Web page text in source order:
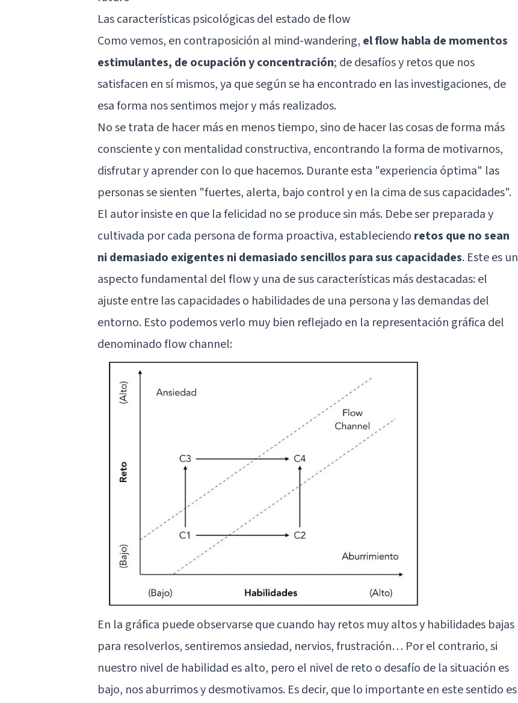
Las características psicológicas del estado de flow
Como vemos, en contraposición al mind-wandering, el flow habla de momentos
estimulantes, de ocupación y concentración; de desafíos y retos que nos
satisfacen en sí mismos, ya que según se ha encontrado en las investigaciones, de
esa forma nos sentimos mejor y más realizados.
No se trata de hacer más en menos tiempo, sino de hacer las cosas de forma más
consciente y con mentalidad constructiva, encontrando la forma de motivarnos,
disfrutar y aprender con lo que hacemos. Durante esta "experiencia óptima" las
personas se sienten "fuertes, alerta, bajo control y en la cima de sus capacidades".
El autor insiste en que la felicidad no se produce sin más. Debe ser preparada y
cultivada por cada persona de forma proactiva, estableciendo retos que no sean
ni demasiado exigentes ni demasiado sencillos para sus capacidades. Este es un
aspecto fundamental del flow y una de sus características más destacadas: el
ajuste entre las capacidades o habilidades de una persona y las demandas del
entorno. Esto podemos verlo muy bien reflejado en la representación gráfica del
denominado flow channel:
En la gráfica puede observarse que cuando hay retos muy altos y habilidades bajas
para resolverlos, sentiremosansiedad, nervios, frustración… Por el contrario, si
nuestro nivel de habilidad es alto, pero el nivel de reto o desafío de la situación es
bajo, nos aburrimos y desmotivamos. Es decir, que lo importante en este sentido es